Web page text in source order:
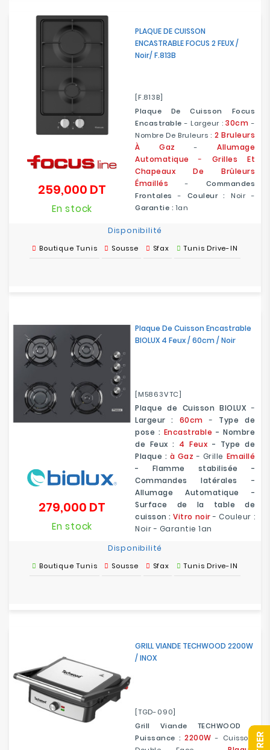
PLAQUE DE CUISSON
ENCASTRABLE FOCUS 2 FEUX /
Noir/ F.813B
[F.813B]
Plaque De Cuisson Focus
Encastrable - Largeur :30cm -
Nombre De Bruleurs : 2 Bruleurs
À Gaz - Allumage
Automatique - Grilles Et
Chapeaux De Brûleurs
Émaillés - Commandes
Frontales - Couleur :
Noir -
Garantie : 1an
259,000 DT
En stock
Disponibilité
Boutique Tunis Sousse Sfax Tunis Drive-IN
Plaque De Cuisson Encastrable
BIOLUX 4 Feux / 60cm / Noir
[M5863VTC]
Plaque de Cuisson BIOLUX -
Largeur :
60cm - Type de
pose : Encastrable - Nombre
de Feux : 4 Feux - Type de
Plaque : à Gaz - Grille Emaillé
- Flamme stabilisée -
Commandes latérales -
Allumage Automatique -
Surface de la table de
cuisson :Vitro noir- Couleur :
Noir - Garantie 1an
279,000 DT
En stock
Disponibilité
Boutique Tunis Sousse Sfax Tunis Drive-IN
GRILL VIANDE TECHWOOD 2200W
/ INOX
[TGD-090]
Grill Viande TECHWOOD -
Puissance : 2200W - Cuisson